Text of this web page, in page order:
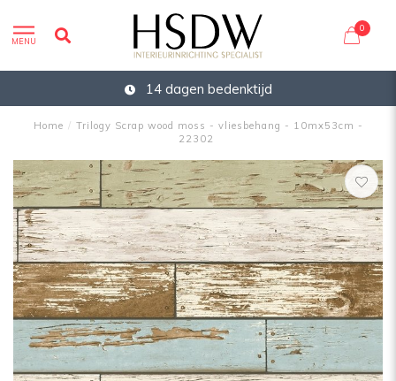
MENU
0
14 dagen bedenktijd
Home / Trilogy Scrap wood moss - vliesbehang - 10mx53cm -
22302